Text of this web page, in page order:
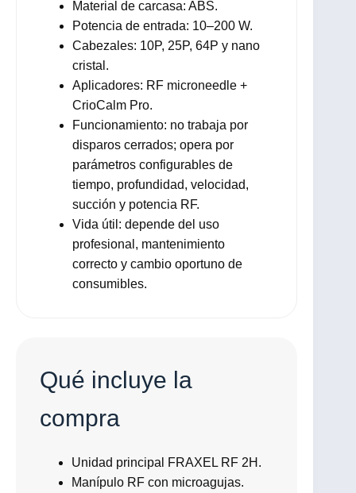
Material de carcasa: ABS.
Potencia de entrada: 10–200 W.
Cabezales: 10P, 25P, 64P y nano
cristal.
Aplicadores: RF microneedle +
CrioCalm Pro.
Funcionamiento: no trabaja por
disparos cerrados; opera por
parámetros configurables de
tiempo, profundidad, velocidad,
succión y potencia RF.
Vida útil: depende del uso
profesional, mantenimiento
correcto y cambio oportuno de
consumibles.
Qué incluye la
compra
Unidad principal FRAXEL RF 2H.
Manípulo RF con microagujas.